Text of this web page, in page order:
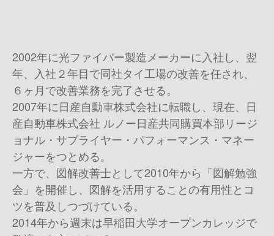
2002年に光ファイバー製造メーカーに入社し、翌
年、入社２年目で同社タイ工場の改善を任され、
６ヶ月で改善業務を完了させる。
2007年に日産自動車株式会社に転職し、現在、日
産自動車株式会社 ルノー日産共同購買本部リージ
ョナル・サプライヤー・パフォーマンス・マネー
ジャーをつとめる。
一方で、図解改善士として2010年から「図解勉強
会」を開催し、図解を活用することの有用性とコ
ツを普及しつづけている。
2014年から週末は早稲田大学オープンカレッジで